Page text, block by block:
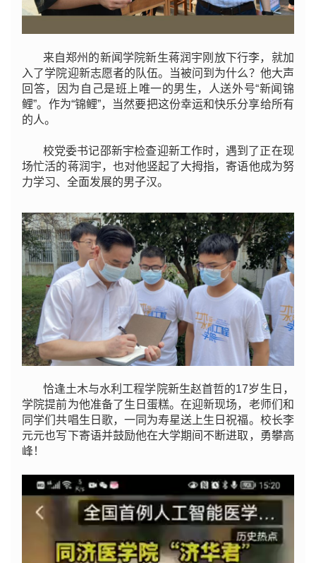
来自郑州的新闻学院新生蒋润宇刚放下行李，就加
入了学院迎新志愿者的队伍。当被问到为什么？他大声
回答，因为自己是班上唯一的男生，人送外号“新闻锦
鲤”。作为“锦鲤”，当然要把这份幸运和快乐分享给所有
的人。
校党委书记邵新宇检查迎新工作时，遇到了正在现
场忙活的蒋润宇，也对他竖起了大拇指，寄语他成为努
力学习、全面发展的男子汉。
恰逢土木与水利工程学院新生赵首哲的17岁生日，
学院提前为他准备了生日蛋糕。在迎新现场，老师们和
同学们共唱生日歌，一同为寿星送上生日祝福。校长李
元元也写下寄语并鼓励他在大学期间不断进取，勇攀高
峰！